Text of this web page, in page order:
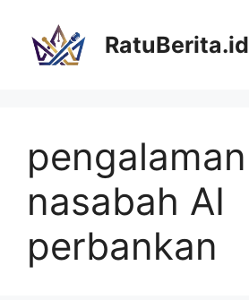
RatuBerita.id
pengalaman
nasabah AI
perbankan